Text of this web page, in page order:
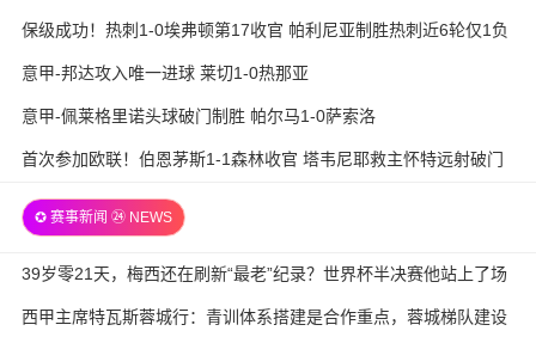
主
保级成功！热刺1-0埃弗顿第17收官 帕利尼亚制胜热刺近6轮仅1负
意甲-邦达攻入唯一进球 莱切1-0热那亚
意甲-佩莱格里诺头球破门制胜 帕尔马1-0萨索洛
首次参加欧联！伯恩茅斯1-1森林收官 塔韦尼耶救主怀特远射破门
✪ 赛事新闻 ㉔ NEWS
39岁零21天，梅西还在刷新“最老”纪录？世界杯半决赛他站上了场
西甲主席特瓦斯蓉城行：青训体系搭建是合作重点，蓉城梯队建设